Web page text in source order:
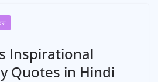
Inspirational
Quotes in Hindi